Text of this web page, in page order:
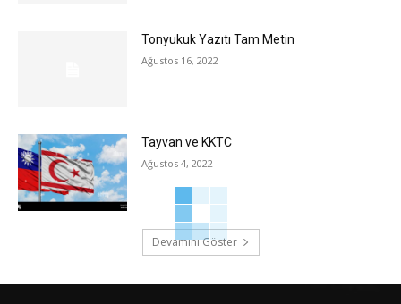
Tonyukuk Yazıtı Tam Metin
Ağustos 16, 2022
Tayvan ve KKTC
Ağustos 4, 2022
Devamını Göster